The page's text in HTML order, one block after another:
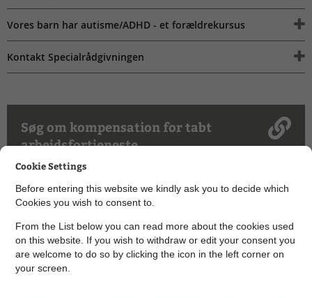
Vores barn har autisme/ADHD - et forældrekursus
Kontakt Specialrådgivningen
Søg om kompensation for tabt
arbejdsfortjeneste
Søg om afløsning/aflastning
Søg om ledsagelse
Cookie Settings
Before entering this website we kindly ask you to decide which
Cookies you wish to consent to.
From the List below you can read more about the cookies used
on this website. If you wish to withdraw or edit your consent you
are welcome to do so by clicking the icon in the left corner on
your screen.